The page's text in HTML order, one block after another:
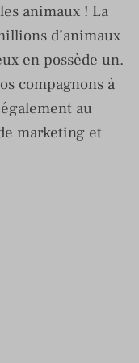
animaux ! La
d’animaux
en possède un.
compagnons à
au
marketing et